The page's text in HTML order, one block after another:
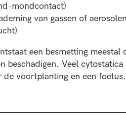
mondcontact)
van gassen of
een besmetting
beschadigen. Veel
voortplanting en een foetus.